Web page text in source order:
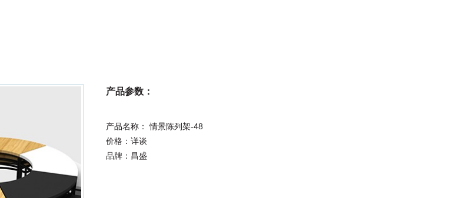
产品参数：
产品名称： 情景陈列架-48
价格：详谈
品牌：昌盛